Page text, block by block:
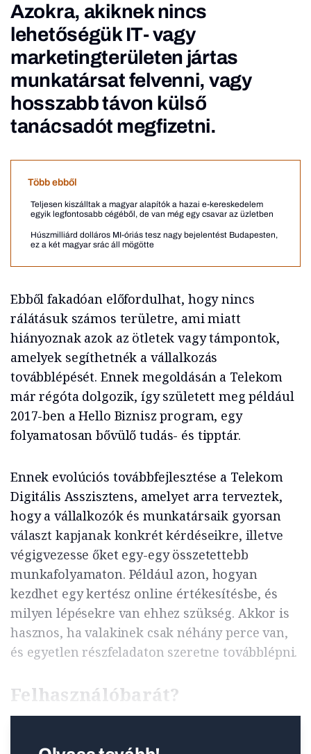
Azokra, akiknek nincs
lehetőségük IT- vagy
marketingterületen jártas
munkatársat felvenni, vagy
hosszabb távon külső
tanácsadót megfizetni.
Több ebből
Teljesen kiszálltak a magyar alapítók a hazai e-kereskedelem
egyik legfontosabb cégéből, de van még egy csavar az üzletben
Húszmilliárd dolláros MI-óriás tesz nagy bejelentést Budapesten,
ez a két magyar srác áll mögötte
Ebből fakadóan előfordulhat, hogy nincs
rálátásuk számos területre, ami miatt
hiányoznak azok az ötletek vagy támpontok,
amelyek segíthetnék a vállalkozás
továbblépését. Ennek megoldásán a Telekom
már régóta dolgozik, így született meg például
2017-ben a Hello Biznisz program, egy
folyamatosan bővülő tudás- és tipptár.
Ennek evolúciós továbbfejlesztése a Telekom
Digitális Asszisztens, amelyet arra terveztek,
hogy a vállalkozók és munkatársaik gyorsan
választ kapjanak konkrét kérdéseikre, illetve
végigvezesse őket egy-egy összetettebb
munkafolyamaton. Például azon, hogyan
kezdhet egy kertész online értékesítésbe, és
milyen lépésekre van ehhez szükség. Akkor is
hasznos, ha valakinek csak néhány perce van,
és egyetlen részfeladaton szeretne továbblépni.
Felhasználóbarát?